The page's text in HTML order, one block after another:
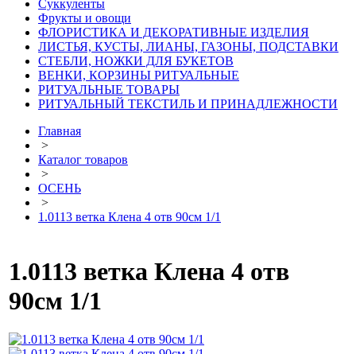
Суккуленты
Фрукты и овощи
ФЛОРИСТИКА И ДЕКОРАТИВНЫЕ ИЗДЕЛИЯ
ЛИСТЬЯ, КУСТЫ, ЛИАНЫ, ГАЗОНЫ, ПОДСТАВКИ
СТЕБЛИ, НОЖКИ ДЛЯ БУКЕТОВ
ВЕНКИ, КОРЗИНЫ РИТУАЛЬНЫЕ
РИТУАЛЬНЫЕ ТОВАРЫ
РИТУАЛЬНЫЙ ТЕКСТИЛЬ И ПРИНАДЛЕЖНОСТИ
Главная
>
Каталог товаров
>
ОСЕНЬ
>
1.0113 ветка Клена 4 отв 90см 1/1
1.0113 ветка Клена 4 отв
90см 1/1